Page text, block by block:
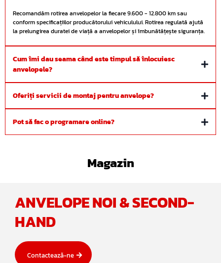
Recomandăm rotirea anvelopelor la fiecare 9.600 - 12.800 km sau
conform specificațiilor producătorului vehiculului. Rotirea regulată ajută
la prelungirea duratei de viață a anvelopelor și îmbunătățește siguranța.
Cum îmi dau seama când este timpul să înlocuiesc
anvelopele?
Oferiți servicii de montaj pentru anvelope?
Pot să fac o programare online?
Magazin
ANVELOPE NOI & SECOND-
HAND
Contactează-ne